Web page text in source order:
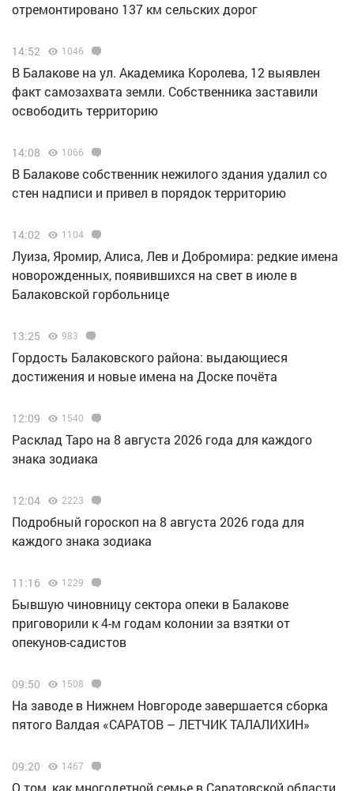
отремонтировано 137 км сельских дорог
14:52 1046
В Балакове на ул. Академика Королева, 12 выявлен
факт самозахвата земли. Собственника заставили
освободить территорию
14:08 1066
В Балакове собственник нежилого здания удалил со
стен надписи и привел в порядок территорию
14:02 1104
Луиза, Яромир, Алиса, Лев и Добромира: редкие имена
новорожденных, появившихся на свет в июле в
Балаковской горбольнице
13:25 983
Гордость Балаковского района: выдающиеся
достижения и новые имена на Доске почёта
12:09 1540
Расклад Таро на 8 августа 2026 года для каждого
знака зодиака
12:04 2223
Подробный гороскоп на 8 августа 2026 года для
каждого знака зодиака
11:16 1229
Бывшую чиновницу сектора опеки в Балакове
приговорили к 4-м годам колонии за взятки от
опекунов-садистов
09:50 1508
Н️а заводе в Нижнем Новгороде завершается сборка
пятого Валдая «САРАТОВ – ЛЕТЧИК ТАЛАЛИХИН»
09:20 1467